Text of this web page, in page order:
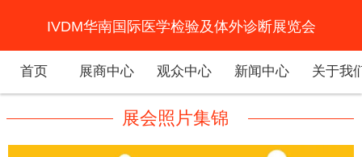
IVDM华南国际医学检验及体外诊断展览会
首页 展商中心 观众中心 新闻中心 关于我
展会照片集锦